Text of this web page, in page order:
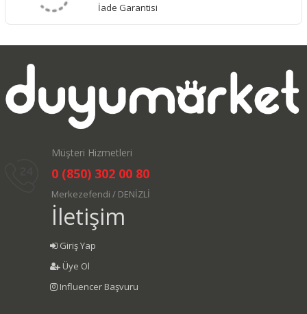
İade Garantisi
Müşteri Hizmetleri
0 (850) 302 00 80
Merkezefendi / DENİZLİ
İletişim
Giriş Yap
Üye Ol
Influencer Başvuru